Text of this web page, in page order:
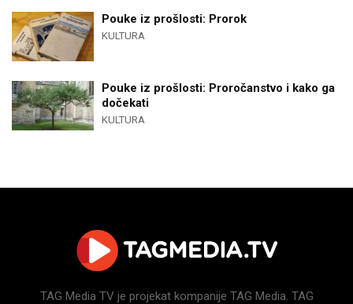
Pouke iz prošlosti: Prorok
KULTURA
Pouke iz prošlosti: Proročanstvo i kako ga
dočekati
KULTURA
TAG Media TV je projekat kompanije TAG Media. TAG